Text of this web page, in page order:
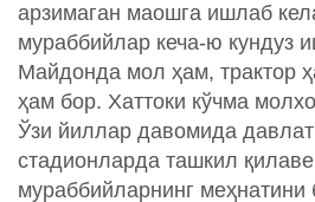
арзимаган маошга ишлаб
мураббийлар кеча-ю кундуз
Майдонда мол ҳам, трактор
ҳам бор. Хаттоки кўчма
Ўзи йиллар давомида
стадионларда ташкил
мураббийларнинг меҳнатини